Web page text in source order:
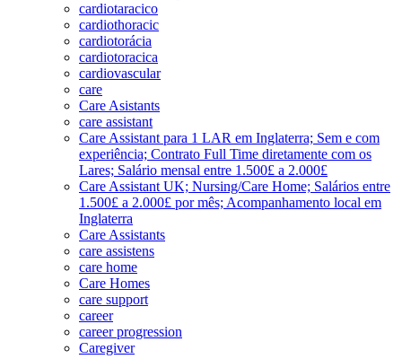
cardiotaracico
cardiothoracic
cardiotorácia
cardiotoracica
cardiovascular
care
Care Asistants
care assistant
Care Assistant para 1 LAR em Inglaterra; Sem e com
experiência; Contrato Full Time diretamente com os
Lares; Salário mensal entre 1.500£ a 2.000£
Care Assistant UK; Nursing/Care Home; Salários entre
1.500£ a 2.000£ por mês; Acompanhamento local em
Inglaterra
Care Assistants
care assistens
care home
Care Homes
care support
career
career progression
Caregiver